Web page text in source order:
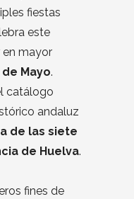
fiestas
este
en mayor
Mayo.
catálogo
andaluz
de las siete
de Huelva.
fines de